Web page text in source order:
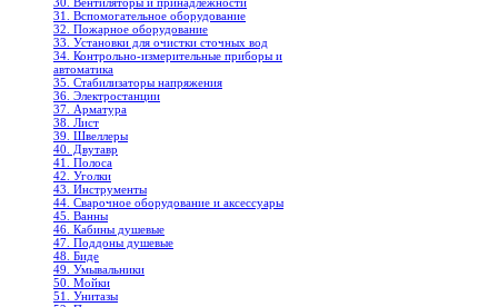
31. Вспомогательное оборудование
32. Пожарное оборудование
33. Установки для очистки сточных вод
34. Контрольно-измерительные приборы и
автоматика
35. Стабилизаторы напряжения
36. Электростанции
37. Арматура
38. Лист
39. Швеллеры
40. Двутавр
41. Полоса
42. Уголки
43. Инструменты
44. Сварочное оборудование и аксессуары
45. Ванны
46. Кабины душевые
47. Поддоны душевые
48. Биде
49. Умывальники
50. Мойки
51. Унитазы